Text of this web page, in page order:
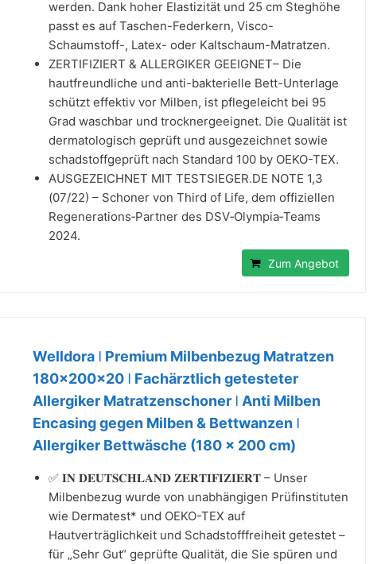
werden. Dank hoher Elastizität und 25 cm Steghöhe
passt es auf Taschen-Federkern, Visco-
Schaumstoff-, Latex- oder Kaltschaum-Matratzen.
ZERTIFIZIERT & ALLERGIKER GEEIGNET– Die
hautfreundliche und anti-bakterielle Bett-Unterlage
schützt effektiv vor Milben, ist pflegeleicht bei 95
Grad waschbar und trocknergeeignet. Die Qualität ist
dermatologisch geprüft und ausgezeichnet sowie
schadstoffgeprüft nach Standard 100 by OEKO-TEX.
AUSGEZEICHNET MIT TESTSIEGER.DE NOTE 1,3
(07/22) – Schoner von Third of Life, dem offiziellen
Regenerations‑Partner des DSV‑Olympia‑Teams
2024.
Zum Angebot
Welldora ǀ Premium Milbenbezug Matratzen
180x200x20 ǀ Fachärztlich getesteter
Allergiker Matratzenschoner ǀ Anti Milben
Encasing gegen Milben & Bettwanzen ǀ
Allergiker Bettwäsche (180 x 200 cm)
✅ 𝐈𝐍 𝐃𝐄𝐔𝐓𝐒𝐂𝐇𝐋𝐀𝐍𝐃 𝐙𝐄𝐑𝐓𝐈𝐅𝐈𝐙𝐈𝐄𝐑𝐓 – Unser
Milbenbezug wurde von unabhängigen Prüfinstituten
wie Dermatest* und OEKO-TEX auf
Hautverträglichkeit und Schadstofffreiheit getestet –
für „Sehr Gut“ geprüfte Qualität, die Sie spüren und